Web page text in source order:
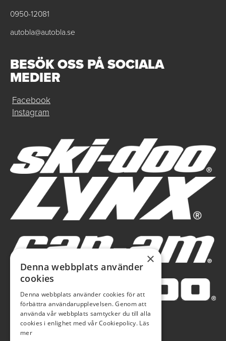
0950-12081
autobla@autobla.se
BESÖK OSS PÅ SOCIALA
MEDIER
Facebook
Instagram
×
Denna webbplats använder
cookies
Denna webbplats använder cookies för att
förbättra användarupplevelsen. Genom att
använda vår webbplats samtycker du till alla
cookies i enlighet med vår Cookiepolicy. Läs
mer